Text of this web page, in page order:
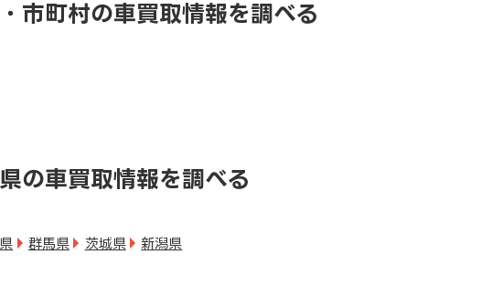
市町村の車買取情報を調べる
の車買取情報を調べる
群馬県 茨城県 新潟県